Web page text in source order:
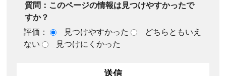
質問：このページの情報は見つけやすかったで
すか？
評価：
見つけやすかった
どちらともいえ
ない
見つけにくかった